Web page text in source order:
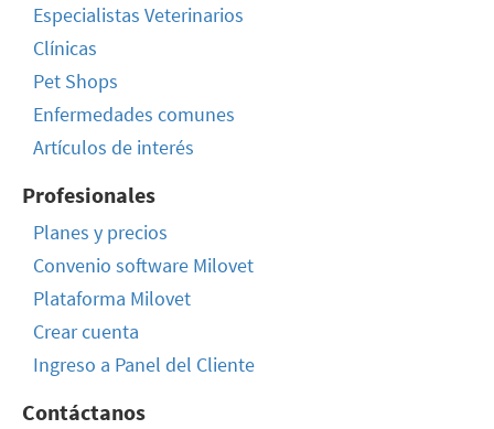
Especialistas Veterinarios
Clínicas
Pet Shops
Enfermedades comunes
Artículos de interés
Profesionales
Planes y precios
Convenio software Milovet
Plataforma Milovet
Crear cuenta
Ingreso a Panel del Cliente
Contáctanos